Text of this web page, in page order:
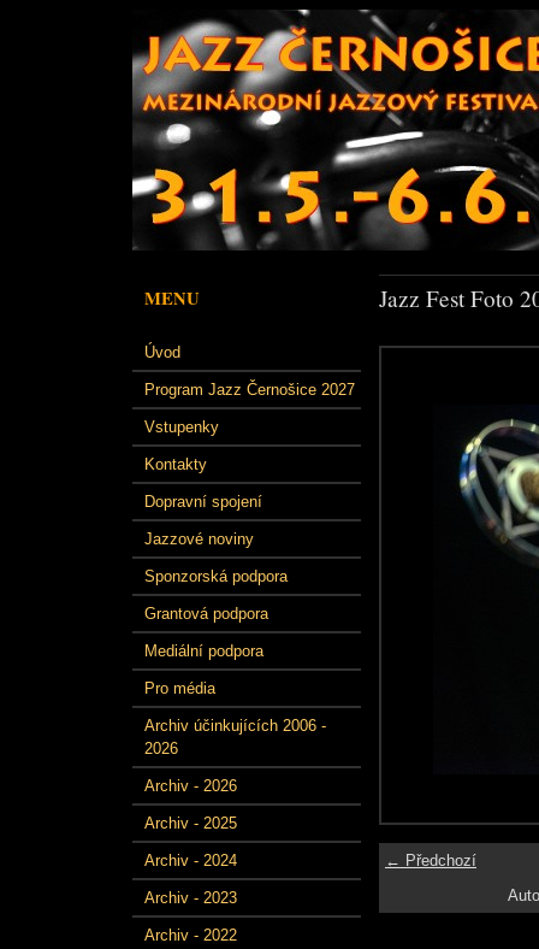
MENU
Úvod
Program Jazz Černošice 2027
Vstupenky
Kontakty
Dopravní spojení
Jazzové noviny
Sponzorská podpora
Grantová podpora
Mediální podpora
Pro média
Archiv účinkujících 2006 -
2026
Archiv - 2026
Archiv - 2025
Archiv - 2024
Archiv - 2023
Archiv - 2022
Jazz Fest Foto
← Předchozí